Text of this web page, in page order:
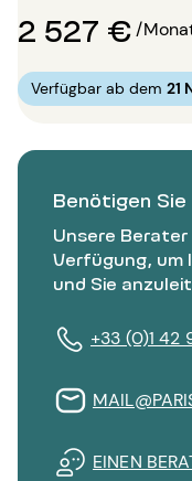
Benötigen
Unsere
Verfügung, um
und Sie
+33 (0)1 42
EINEN
2 527 €/
Verfügbar ab dem 21